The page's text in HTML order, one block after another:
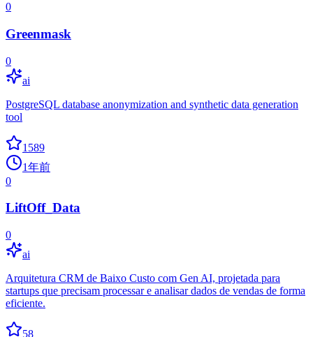
0
Greenmask
0
ai
PostgreSQL database anonymization and synthetic data generation
tool
1589
1年前
0
LiftOff_Data
0
ai
Arquitetura CRM de Baixo Custo com Gen AI, projetada para
startups que precisam processar e analisar dados de vendas de forma
eficiente.
58